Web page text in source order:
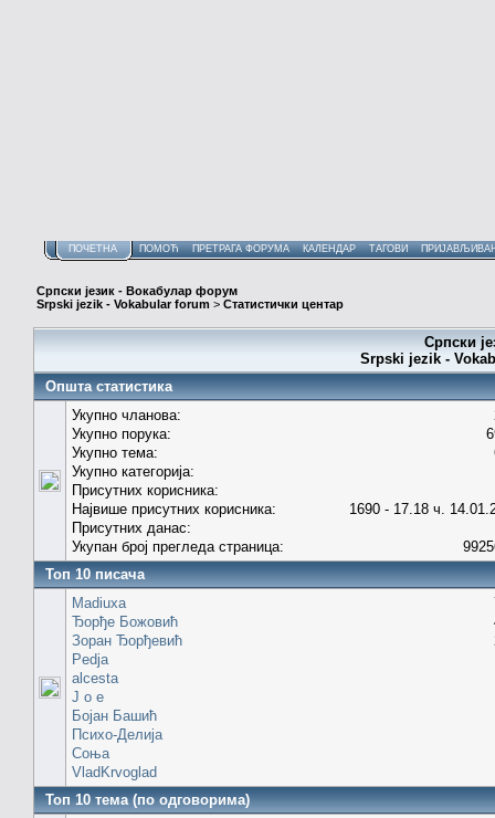
ПОЧЕТНА ПОМОЋ ПРЕТРАГА ФОРУМА КАЛЕНДАР ТАГОВИ
Српски језик - Вокабулар форум
Srpski jezik - Vokabular forum > Статистички центар
Српски
Srpski jezik -
Општа статистика
Укупно чланова:
Укупно порука:
Укупно тема:
Укупно категорија:
Присутних корисника:
Највише присутних корисника:
1690 - 17.18 ч.
Присутних данас:
Укупан број прегледа страница:
Топ 10 писача
Madiuxa
Ђорђе Божовић
Зоран Ђорђевић
Pedja
alcesta
J o e
Бојан Башић
Психо-Делија
Соња
VladKrvoglad
Топ 10 тема (по одговорима)